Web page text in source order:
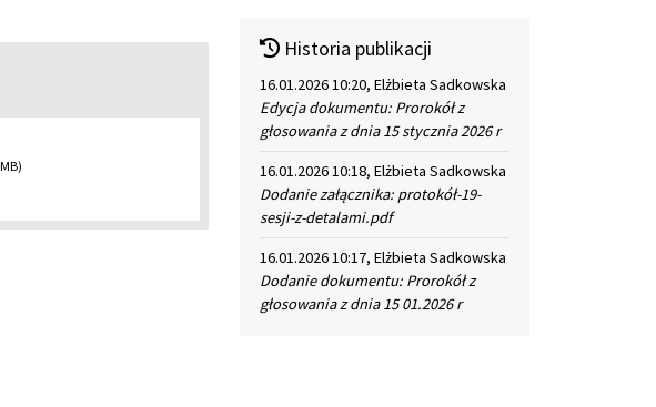
Historia publikacji
16.01.2026 10:20, Elżbieta Sadkowska
Edycja dokumentu: Prorokół z
głosowania z dnia 15 stycznia 2026 r
16.01.2026 10:18, Elżbieta Sadkowska
Dodanie załącznika: protokół-19-
sesji-z-detalami.pdf
16.01.2026 10:17, Elżbieta Sadkowska
Dodanie dokumentu: Prorokół z
głosowania z dnia 15 01.2026 r